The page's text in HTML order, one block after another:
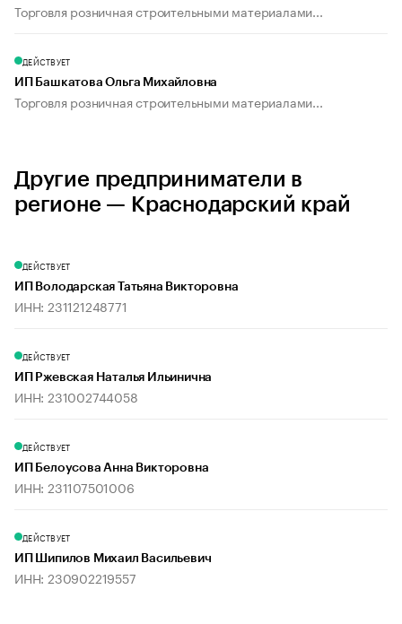
Торговля розничная строительными материалами...
ДЕЙСТВУЕТ
ИП Башкатова Ольга Михайловна
Торговля розничная строительными материалами...
Другие предприниматели в
регионе — Краснодарский край
ДЕЙСТВУЕТ
ИП Володарская Татьяна Викторовна
ИНН: 231121248771
ДЕЙСТВУЕТ
ИП Ржевская Наталья Ильинична
ИНН: 231002744058
ДЕЙСТВУЕТ
ИП Белоусова Анна Викторовна
ИНН: 231107501006
ДЕЙСТВУЕТ
ИП Шипилов Михаил Васильевич
ИНН: 230902219557